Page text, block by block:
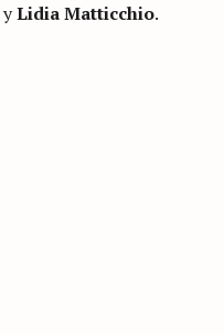
yLidia Matticchio.